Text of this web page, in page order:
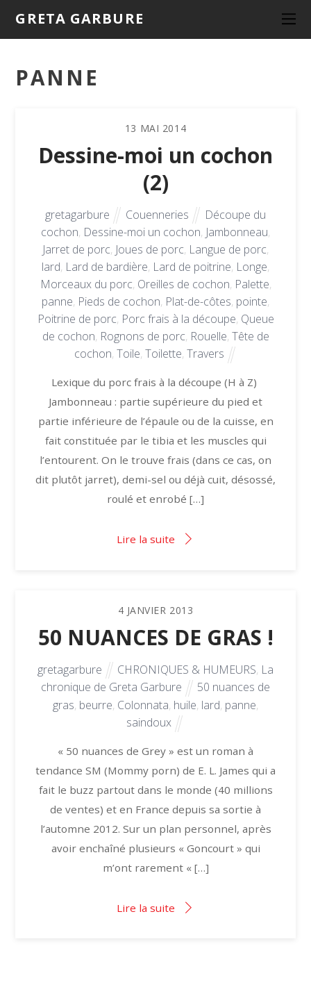
GRETA GARBURE
PANNE
13 MAI 2014
Dessine-moi un cochon
(2)
gretagarbure Couenneries
Découpe du
cochon, Dessine-moi un cochon, Jambonneau,
Jarret de porc, Joues de porc, Langue de porc,
lard, Lard de bardière, Lard de poitrine, Longe,
Morceaux du porc, Oreilles de cochon, Palette,
panne, Pieds de cochon, Plat-de-côtes, pointe,
Poitrine de porc, Porc frais à la découpe, Queue
de cochon, Rognons de porc, Rouelle, Tête de
cochon, Toile, Toilette, Travers
Lexique du porc frais à la découpe (H à Z)
Jambonneau : partie supérieure du pied et
partie inférieure de l’épaule ou de la cuisse, en
fait constituée par le tibia et les muscles qui
l’entourent. On le trouve frais (dans ce cas, on
dit plutôt jarret), demi-sel ou déjà cuit, désossé,
roulé et enrobé […]
Lire la suite
4 JANVIER 2013
50 NUANCES DE GRAS !
gretagarbure CHRONIQUES & HUMEURS, La
chronique de Greta Garbure
50 nuances de
gras, beurre, Colonnata, huile, lard, panne,
saindoux
« 50 nuances de Grey » est un roman à
tendance SM (Mommy porn) de E. L. James qui a
fait le buzz partout dans le monde (40 millions
de ventes) et en France depuis sa sortie à
l’automne 2012. Sur un plan personnel, après
avoir enchaîné plusieurs « Goncourt » qui
m’ont rarement « […]
Lire la suite